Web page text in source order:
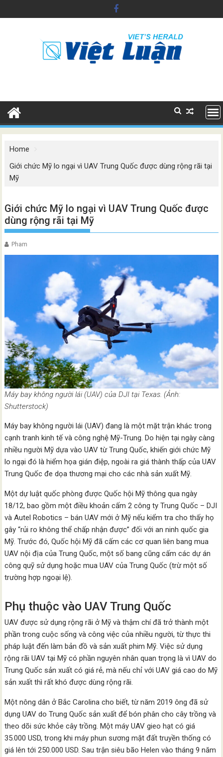
to
Home
Giới chức Mỹ lo ngại vì UAV Trung Quốc được dùng rộng rãi tại
Mỹ
Giới chức Mỹ lo ngại vì UAV Trung Quốc được
dùng rộng rãi tại Mỹ
Pham
Máy bay không người lái (UAV) của DJI tại Texas. (Ảnh:
Shutterstock)
Máy bay không người lái (UAV) đang là một mặt trận khác trong
cạnh tranh kinh tế và công nghệ Mỹ-Trung. Do hiện tại ngày càng
nhiều người Mỹ dựa vào UAV từ Trung Quốc, khiến giới chức Mỹ
lo ngại đó là hiểm họa gián điệp, ngoài ra giá thành thấp của UAV
Trung Quốc đe dọa thương mại cho các nhà sản xuất Mỹ.
Một dự luật quốc phòng được Quốc hội Mỹ thông qua ngày
18/12, bao gồm một điều khoản cấm 2 công ty Trung Quốc – DJI
và Autel Robotics – bán UAV mới ở Mỹ nếu kiểm tra cho thấy họ
gây “rủi ro không thể chấp nhận được” đối với an ninh quốc gia
Mỹ. Trước đó, Quốc hội Mỹ đã cấm các cơ quan liên bang mua
UAV nội địa của Trung Quốc, một số bang cũng cấm các dự án
công quỹ sử dụng hoặc mua UAV của Trung Quốc (trừ một số
trường hợp ngoại lệ).
Phụ thuộc vào UAV Trung Quốc
UAV được sử dụng rộng rãi ở Mỹ và thậm chí đã trở thành một
phần trong cuộc sống và công việc của nhiều người, từ thực thi
pháp luật đến làm bản đồ và sản xuất phim Mỹ. Việc sử dụng
rộng rãi UAV tại Mỹ có phần nguyên nhân quan trọng là vì UAV do
Trung Quốc sản xuất có giá rẻ, mà nếu chỉ với UAV giá cao do Mỹ
sản xuất thì rất khó được dùng rộng rãi.
Một nông dân ở Bắc Carolina cho biết, từ năm 2019 ông đã sử
dụng UAV do Trung Quốc sản xuất để bón phân cho cây trồng và
theo dõi sức khỏe cây trồng. Một máy UAV gieo hạt có giá
35.000 USD, trong khi máy phun sương mặt đất truyền thống có
giá lên tới 250.000 USD. Sau trận siêu bão Helen vào tháng 9 năm